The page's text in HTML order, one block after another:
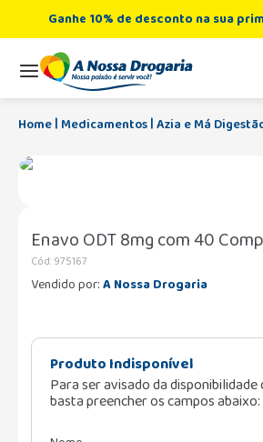
Ganhe 10% de desconto na sua
Medicamentos Azia e Má
Enavo ODT 8mg com 40
Cód: 975167
Vendido por:A Nossa Drogaria
Produto Indisponível
Para ser avisado da
basta preencher os campos abaixo: